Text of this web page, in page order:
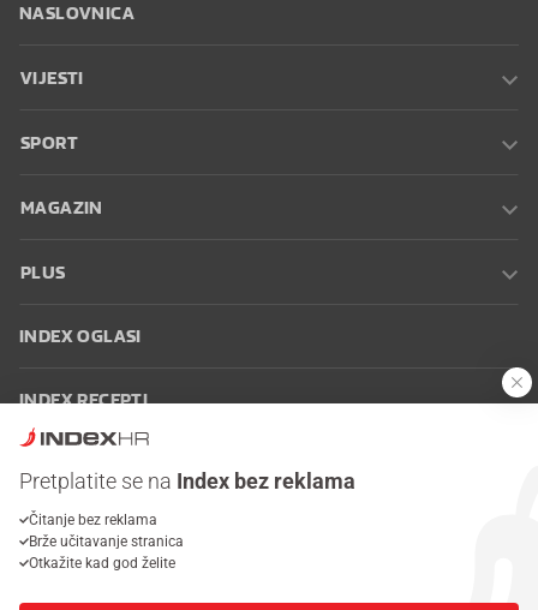
NASLOVNICA
VIJESTI
SPORT
MAGAZIN
PLUS
INDEX OGLASI
INDEX RECEPTI
Oglašavanje Zaposli se na Indexu
korištenja
Postavke kolačića
Pretplatite se na Index bez reklama
Čitanje bez reklama
Brže učitavanje stranica
Otkažite kad god želite